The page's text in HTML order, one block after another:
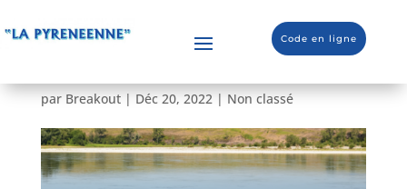
Code en ligne
Quel permis pour tracter
par Breakout| Déc 20, 2022| Non classé